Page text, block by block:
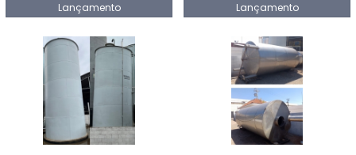
Lançamento Lançamento